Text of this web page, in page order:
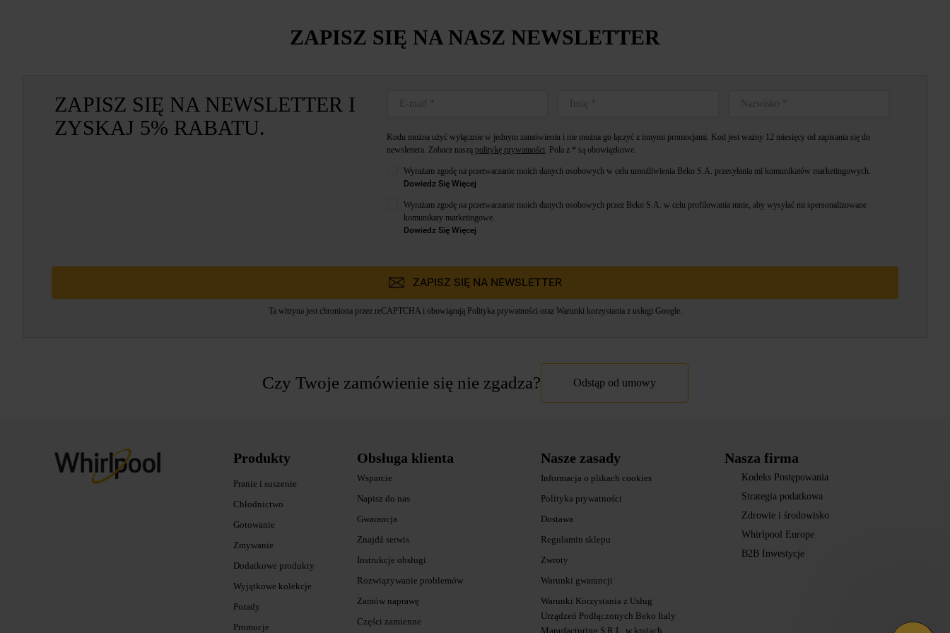
ZAPISZ SIĘ NA NASZ NEWSLETTER
ZAPISZ SIĘ NA NEWSLETTER I
ZYSKAJ 5% RABATU.
Kodu można użyć wyłącznie w jednym zamówieniu i nie można go łączyć z innymi promocjami. Kod jest ważny 12 miesięcy od zapisania się do
newslettera. Zobacz naszą politykę prywatności . Pola z * są obowiązkowe.
Wyrażam zgodę na przetwarzanie moich danych osobowych w celu umożliwienia Beko S.A. przesyłania mi komunikatów marketingowych.
Dowiedz Się Więcej
Wyrażam zgodę na przetwarzanie moich danych osobowych przez Beko S.A. w celu profilowania mnie, aby wysyłać mi spersonalizowane
komunikaty marketingowe.
Dowiedz Się Więcej
ZAPISZ SIĘ NA NEWSLETTER
Ta witryna jest chroniona przez reCAPTCHA i obowiązują Polityka prywatności oraz Warunki korzystania z usługi Google.
Czy Twoje zamówienie się nie zgadza? Odstąp od umowy
Produkty
Pranie i suszenie
Chłodnictwo
Gotowanie
Zmywanie
Dodatkowe produkty
Wyjątkowe kolekcje
Porady
Promocje
Obsługa klienta
Wsparcie
Napisz do nas
Gwarancja
Znajdź serwis
Instrukcje obsługi
Rozwiązywanie problemów
Zamów naprawę
Części zamienne
Nasze zasady
Informacja o plikach cookies
Polityka prywatności
Dostawa
Regulamin sklepu
Zwroty
Warunki gwarancji
Warunki Korzystania z Usług
Urządzeń Podłączonych Beko Italy
Manufacturing S.R.L. w krajach
Nasza firma
Kodeks Postępowania
Strategia podatkowa
Zdrowie i środowisko
Whirlpool Europe
B2B Inwestycje